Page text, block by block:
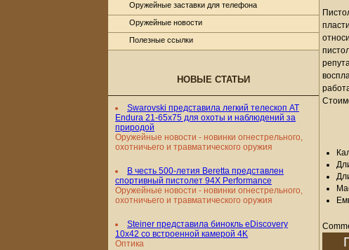
Оружейные заставки для телефона
Оружейные новости
Полезные ссылки
НОВЫЕ СТАТЬИ
Swarovski представила легкий телескоп AT
Endura 21-65x75 для охоты и наблюдений за
природой
Оружейные новости - новинки огнестрельного,
охотничьего и травматического оружия
В честь 500-летия Beretta представлен
спортивный пистолет 94X Performance
Оружейные новости - новинки огнестрельного,
охотничьего и травматического оружия
Steiner представила бинокль eDiscovery
10x42 со встроенной камерой 4K
Оптика